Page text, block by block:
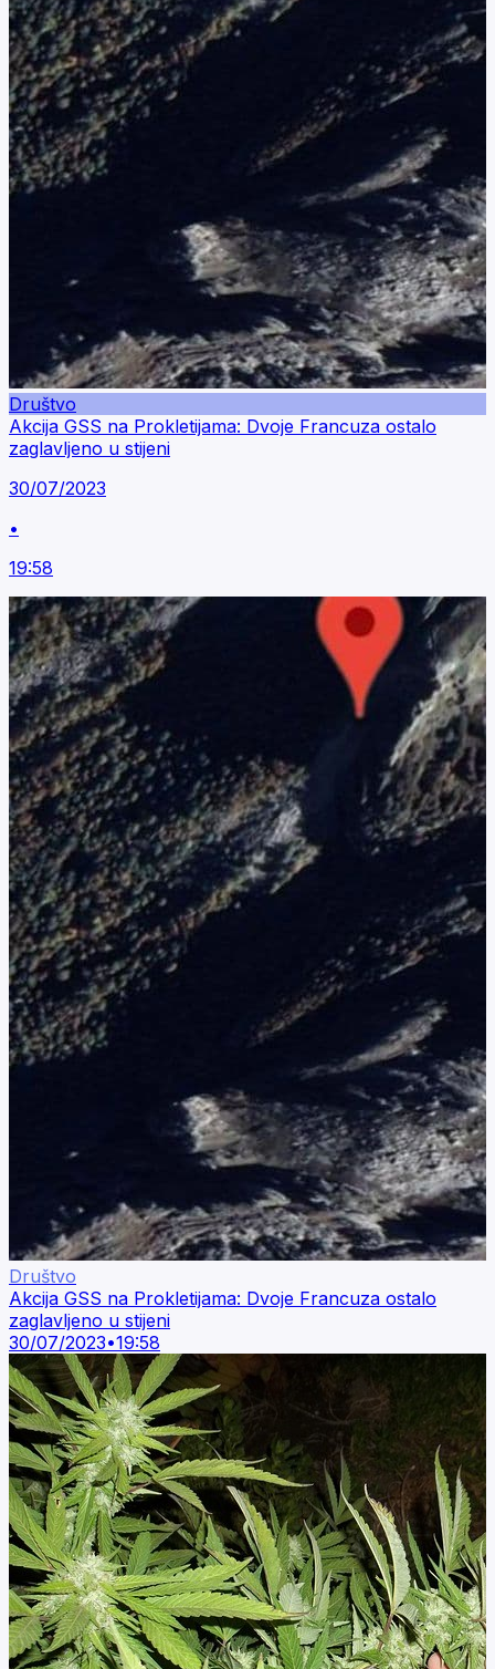
Društvo
Akcija GSS na Prokletijama: Dvoje Francuza ostalo
zaglavljeno u stijeni
30/07/2023
•
19:58
Društvo
Akcija GSS na Prokletijama: Dvoje Francuza ostalo
zaglavljeno u stijeni
30/07/2023•19:58